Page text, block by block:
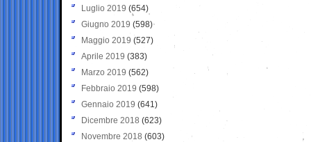
Luglio 2019 (654)
Giugno 2019 (598)
Maggio 2019 (527)
Aprile 2019 (383)
Marzo 2019 (562)
Febbraio 2019 (598)
Gennaio 2019 (641)
Dicembre 2018 (623)
Novembre 2018 (603)